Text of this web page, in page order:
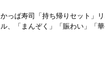
かっぱ寿司「持ち帰りセット」
ル、「まんぞく」「賑わい」「華